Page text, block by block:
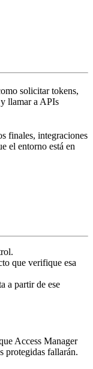
solicitar tokens,
llamar a APIs
finales, integraciones
el entorno está en
que verifique esa
a partir de ese
Access Manager
protegidas fallarán.